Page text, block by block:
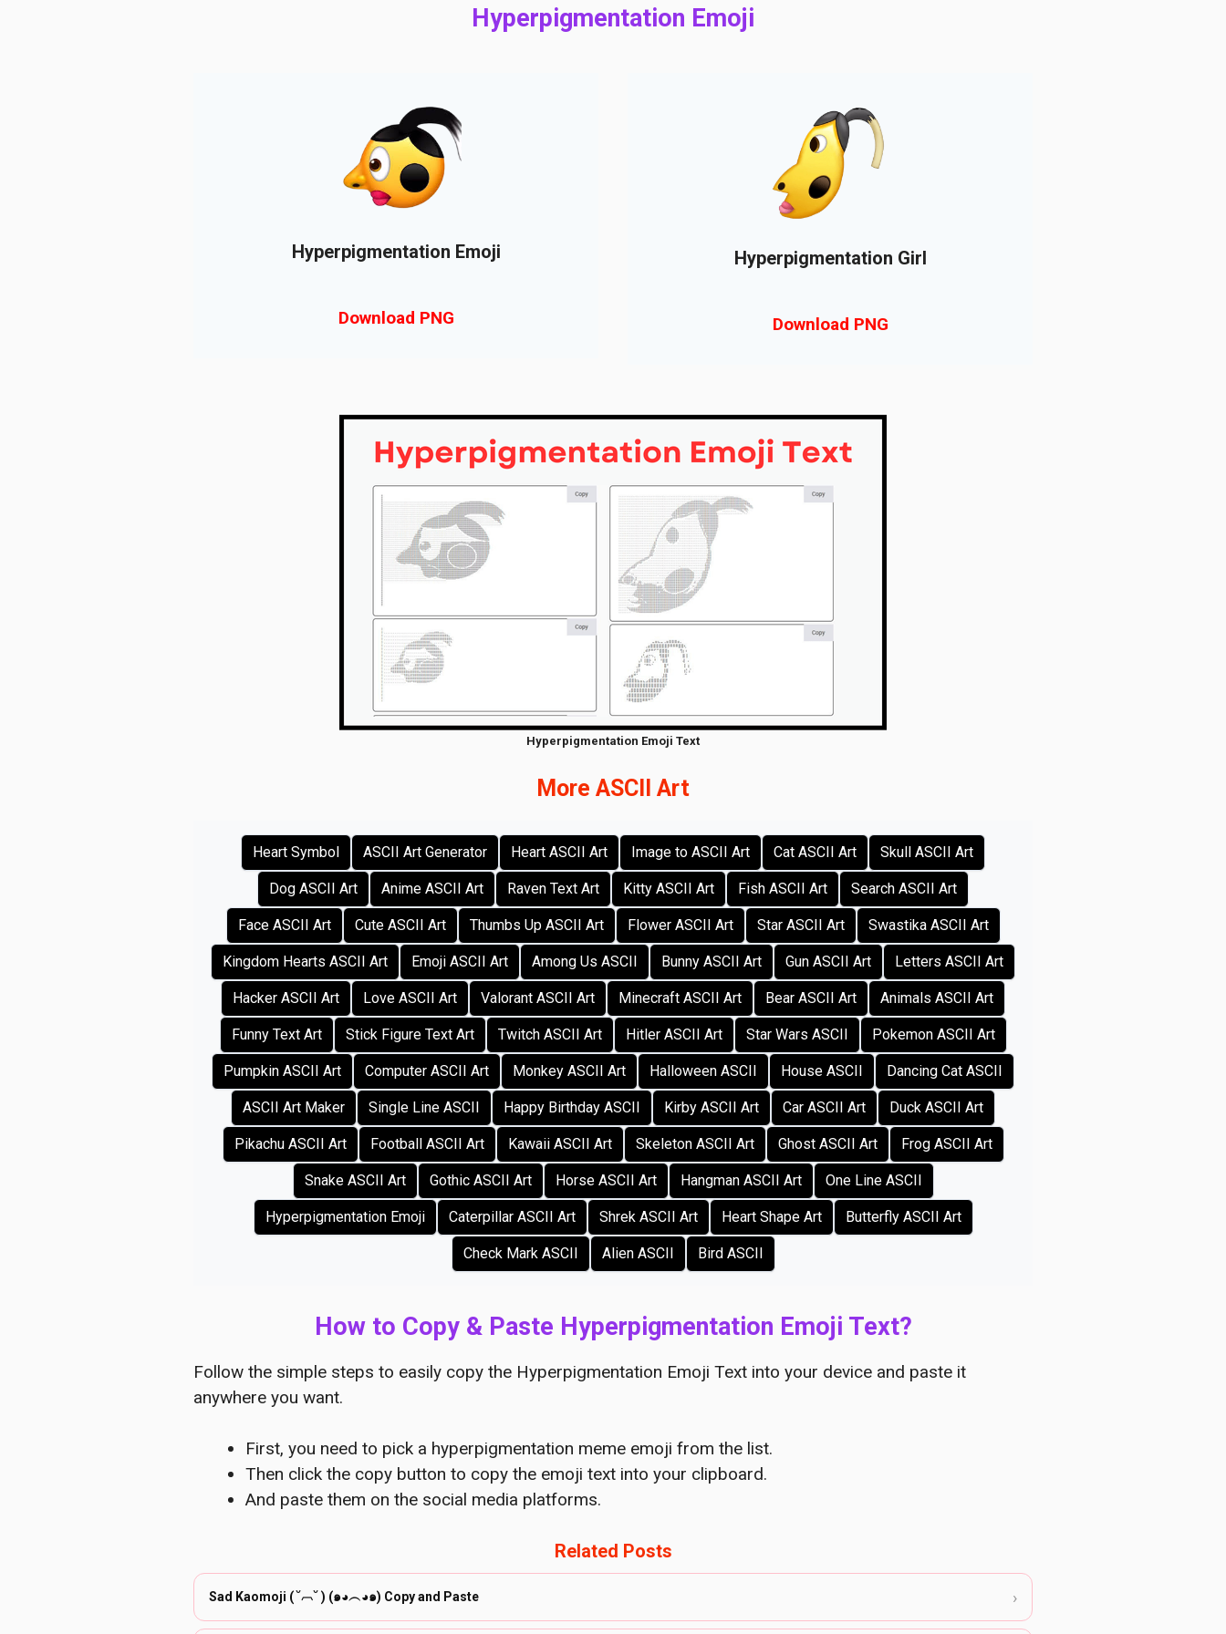
Hyperpigmentation Emoji
Hyperpigmentation Emoji
Download PNG
Hyperpigmentation Girl
Download PNG
Hyperpigmentation Emoji Text
More ASCII Art
Heart Symbol ASCII Art Generator Heart ASCII Art Image to ASCII Art Cat ASCII Art Skull ASCII Art
Dog ASCII Art Anime ASCII Art Raven Text Art Kitty ASCII Art Fish ASCII Art Search ASCII Art
Face ASCII Art Cute ASCII Art Thumbs Up ASCII Art Flower ASCII Art Star ASCII Art Swastika ASCII Art
Kingdom Hearts ASCII Art Emoji ASCII Art Among Us ASCII Bunny ASCII Art Gun ASCII Art Letters ASCII Art
Hacker ASCII Art Love ASCII Art Valorant ASCII Art Minecraft ASCII Art Bear ASCII Art Animals ASCII Art
Funny Text Art Stick Figure Text Art Twitch ASCII Art Hitler ASCII Art Star Wars ASCII Pokemon ASCII Art
Pumpkin ASCII Art Computer ASCII Art Monkey ASCII Art Halloween ASCII House ASCII Dancing Cat ASCII
ASCII Art Maker Single Line ASCII Happy Birthday ASCII Kirby ASCII Art Car ASCII Art Duck ASCII Art
Pikachu ASCII Art Football ASCII Art Kawaii ASCII Art Skeleton ASCII Art Ghost ASCII Art Frog ASCII Art
Snake ASCII Art Gothic ASCII Art Horse ASCII Art Hangman ASCII Art One Line ASCII
Hyperpigmentation Emoji Caterpillar ASCII Art Shrek ASCII Art Heart Shape Art Butterfly ASCII Art
Check Mark ASCII Alien ASCII Bird ASCII
How to Copy & Paste Hyperpigmentation Emoji Text?
Follow the simple steps to easily copy the Hyperpigmentation Emoji Text into your device and paste it
anywhere you want.
First, you need to pick a hyperpigmentation meme emoji from the list.
Then click the copy button to copy the emoji text into your clipboard.
And paste them on the social media platforms.
Related Posts
Sad Kaomoji ( ˘︹˘ ) (๑◕︵◕๑) Copy and Paste ›